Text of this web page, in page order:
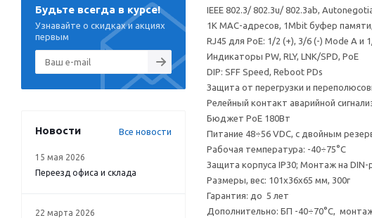
IEEE 802.3/ 802.3u/ 802.3ab,
1K MAC-адресов, 1Mbit буфер
RJ45 для PoE: 1/2 (+), 3/6 (-) Mode A
Индикаторы PW, RLY, LNK/SPD, PoE
DIP: SFF Speed, Reboot PDs
Защита от перегрузки и
Релейный контакт аварийной
Бюджет PoE 180Вт
Питание 48÷56 VDC, с двойным
Рабочая температура: -40÷75°C
Защита корпуса IP30; Монтаж на DIN-
Размеры, вес: 101х36х65 мм, 300г
Гарантия: до 5 лет
Дополнительно: БП -40÷70°C,
Будьте всегда в курсе!
Узнавайте о скидках и акциях
первым
Новости Все новости
15 мая 2026
Переезд офиса и склада
22 марта 2026